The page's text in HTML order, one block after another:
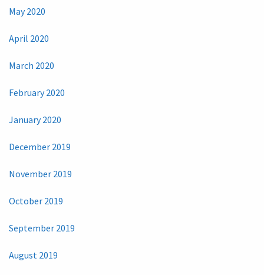
May 2020
April 2020
March 2020
February 2020
January 2020
December 2019
November 2019
October 2019
September 2019
August 2019